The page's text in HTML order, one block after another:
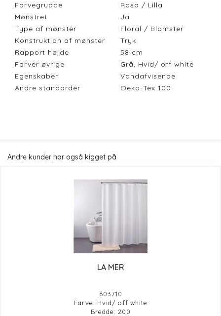
Farvegruppe
Rosa / Lilla
Mønstret
Ja
Type af mønster
Floral / Blomster
Konstruktion af mønster
Tryk
Rapport højde
58 cm
Farver øvrige
Grå, Hvid/ off white
Egenskaber
Vandafvisende
Andre standarder
Oeko-Tex 100
Andre kunder har også kigget på
LA MER
603710
Farve: Hvid/ off white
Bredde: 200